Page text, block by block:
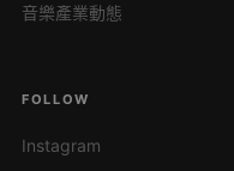
音樂產業動態
FOLLOW
Instagram